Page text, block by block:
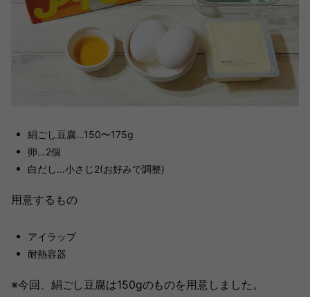
絹ごし豆腐…150〜175g
卵…2個
白だし…小さじ2(お好みで調整)
用意するもの
アイラップ
耐熱容器
※今回、絹ごし豆腐は150gのものを用意しました。